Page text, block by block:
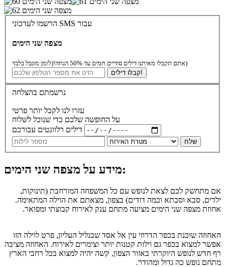
הרשמו לעדכוני SMS עבור
מצפה שני הימים
אתם תקבלו מאיתנו דילים סודיים חמים עד 50% הנחה!(לזמן מוגבל בלבד)
קבלו דילים!
נרשמתם בהצלחה
עזרו לנו לקבל יותר פרטי
על החופשה שלכם כדי שנוכל לשלוח
שלח
מידע על מצפה שני הימים:
אם מתחשק לכם לצאת לנופש עם כל המשפחה המורחבת (תינוקות,
ילדים, סבא וסבתא וכמה דודים) בצפון, מצאתם את הוילה המתאימה.
אחוזת מצפה שני הימים מציעה מתחם ענק לאירוח קבוצתי ומפואר.
האחוזה שוכנת בכפר הדרוזי עין אל אסד שבגליל העליון, פרט לוילה הזו
אפשר למצוא בכפר גם וילות קטנות יותר וצימרים לאירוח. האחוזה מציבה
רף חדש לנופש היוקרתי באזור הצפון, קשה יהיה למצוא בכל רחבי הארץ
מתחם נופש כה גדול ומהודר.